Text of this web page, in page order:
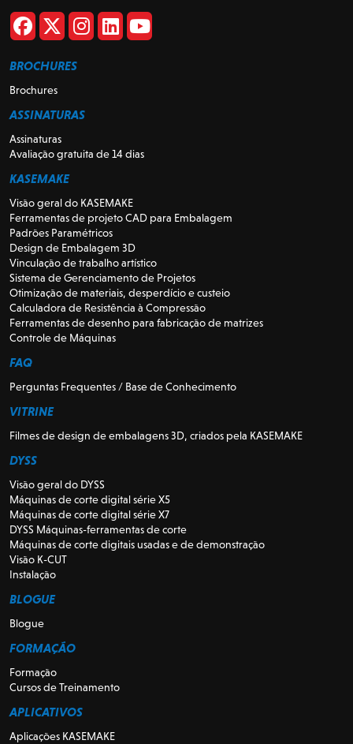
BROCHURES
Brochures
ASSINATURAS
Assinaturas
Avaliação gratuita de 14 dias
KASEMAKE
Visão geral do KASEMAKE
Ferramentas de projeto CAD para Embalagem
Padrões Paramétricos
Design de Embalagem 3D
Vinculação de trabalho artístico
Sistema de Gerenciamento de Projetos
Otimização de materiais, desperdício e custeio
Calculadora de Resistência à Compressão
Ferramentas de desenho para fabricação de matrizes
Controle de Máquinas
FAQ
Perguntas Frequentes / Base de Conhecimento
VITRINE
Filmes de design de embalagens 3D, criados pela KASEMAKE
DYSS
Visão geral do DYSS
Máquinas de corte digital série X5
Máquinas de corte digital série X7
DYSS Máquinas-ferramentas de corte
Máquinas de corte digitais usadas e de demonstração
Visão K-CUT
Instalação
BLOGUE
Blogue
FORMAÇÃO
Formação
Cursos de Treinamento
APLICATIVOS
Aplicações KASEMAKE